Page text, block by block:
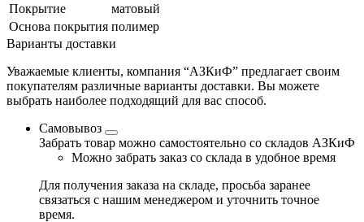
Покрытие
матовый
Основа покрытия полимер
Варианты доставки
Уважаемые клиенты, компания “АЗКиФ” предлагает своим
покупателям различные варианты доставки. Вы можете
выбрать наиболее подходящий для вас способ.
Самовывоз
Забрать товар можно самостоятельно со складов АЗКиФ
Можно забрать заказ со склада в удобное время
Для получения заказа на складе, просьба заранее
связаться с нашим менеджером и уточнить точное
время.